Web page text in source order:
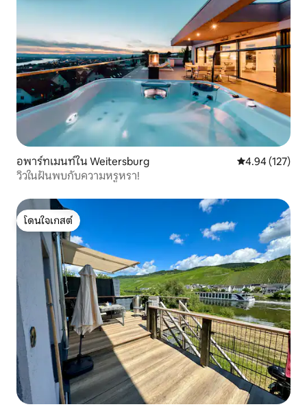
อพาร์ทเมนท์ใน Weitersburg คะแนนเฉลี่ย
4.94 (127)
วิวในฝันพบกับความหรูหรา!
โดนใจเกสต์
โดนใจเกสต์